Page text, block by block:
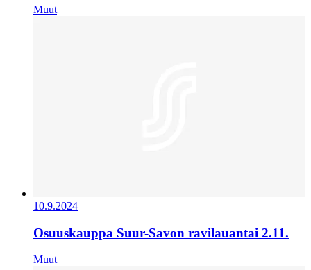
Muut
10.9.2024
Osuuskauppa Suur-Savon ravilauantai 2.11.
Muut